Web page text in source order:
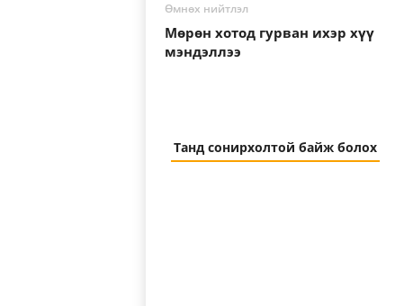
Өмнөх нийтлэл
Мөрөн хотод гурван ихэр хүү
мэндэллээ
Танд сонирхолтой байж болох